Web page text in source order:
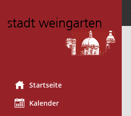
Startseite
Kalender